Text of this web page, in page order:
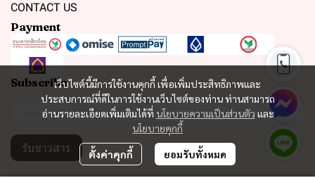
เว็บไซต์นี้มีการใช้งานคุกกี้ เพื่อเพิ่มประสิทธิภาพและ
ประสบการณ์ที่ดีในการใช้งานเว็บไซต์ของท่าน ท่านสามารถ
อ่านรายละเอียดเพิ่มเติมได้ที่ นโยบายความเป็นส่วนตัว และ
นโยบายคุกกี้
ตั้งค่าคุกกี้ ยอมรับทั้งหมด
CONTACT US
Payment
Subscribe
รับข่าวสาร